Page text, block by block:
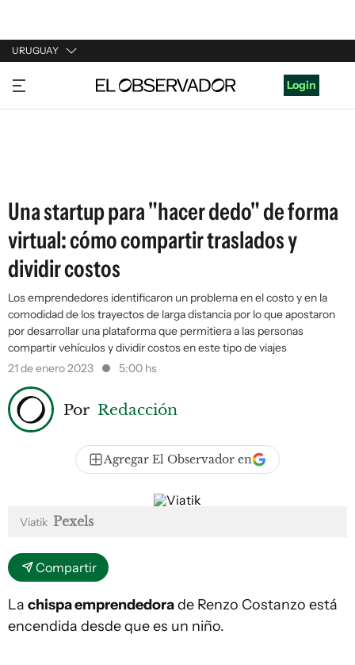
URUGUAY
URUGUAY
ARGENTINA
Login
Una startup para "hacer dedo" de forma
virtual: cómo compartir traslados y
dividir costos
Los emprendedores identificaron un problema en el costo y en la
comodidad de los trayectos de larga distancia por lo que apostaron
por desarrollar una plataforma que permitiera a las personas
compartir vehículos y dividir costos en este tipo de viajes
21 de enero 2023
5:00 hs
Por Redacción
Agregar El Observador en
Viatik Pexels
Compartir
La chispa emprendedorade Renzo Costanzo está
encendida desde que es un niño.